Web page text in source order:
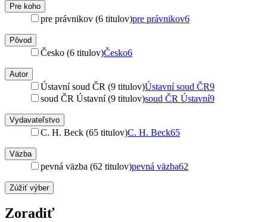
Pre koho
pre právnikov (6 titulov)pre právnikov6
Pôvod
Česko (6 titulov)Česko6
Autor
Ústavní soud ČR (9 titulov)Ústavní soud ČR9
soud ČR Ústavní (9 titulov)soud ČR Ústavní9
Vydavateľstvo
C. H. Beck (65 titulov)C. H. Beck65
Väzba
pevná väzba (62 titulov)pevná väzba62
Zúžiť výber
Zoradiť